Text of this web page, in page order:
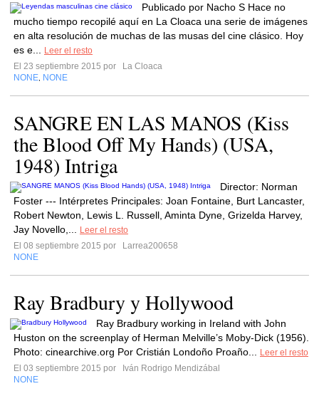
Publicado por Nacho S Hace no
mucho tiempo recopilé aquí en La Cloaca una serie de imágenes
en alta resolución de muchas de las musas del cine clásico. Hoy
es e...
Leer el resto
El 23 septiembre 2015 por
La Cloaca
NONE NONE
SANGRE EN LAS MANOS (Kiss
the Blood Off My Hands) (USA,
1948) Intriga
Director: Norman
Foster --- Intérpretes Principales: Joan Fontaine, Burt Lancaster,
Robert Newton, Lewis L. Russell, Aminta Dyne, Grizelda Harvey,
Jay Novello,...
Leer el resto
El 08 septiembre 2015 por
Larrea200658
NONE
Ray Bradbury y Hollywood
Ray Bradbury working in Ireland with John
Huston on the screenplay of Herman Melville’s Moby-Dick (1956).
Photo: cinearchive.org Por Cristián Londoño Proaño...
Leer el resto
El 03 septiembre 2015 por
Iván Rodrigo Mendizábal
NONE